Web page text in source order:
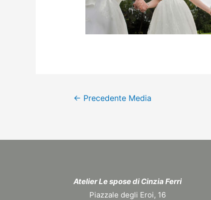
Navigazione
← Precedente Media
Atelier Le spose di Cinzia Ferri
Piazzale degli Eroi, 16